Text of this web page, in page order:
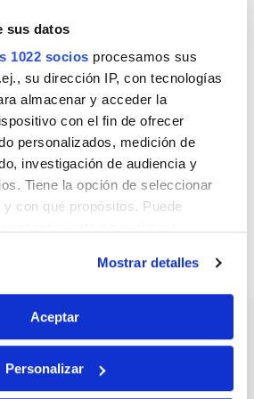
sus datos
1022 socios procesamos sus
su dirección IP, con tecnologías
almacenar y acceder la
con el fin de ofrecer
personalizados, medición de
investigación de audiencia y
Tiene la opción de seleccionar
con qué propósitos. Puede
quisiéramos:
sobre su ubicación
Mostrar detalles
Aceptar
Personalizar
losseguros a todo riesgo con
son algo más baratos pero
una parte de la totalidad del
de accidente. Sin embargo, si
un
seguro a todo riesgo sin
cobertura total ante
que podamos causar, en
de seguros de moto
cocheSeguros de moto